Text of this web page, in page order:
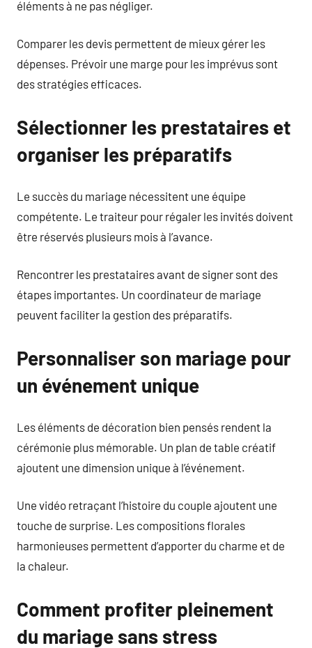
éléments à ne pas négliger.
Comparer les devis permettent de mieux gérer les
dépenses. Prévoir une marge pour les imprévus sont
des stratégies efficaces.
Sélectionner les prestataires et
organiser les préparatifs
Le succès du mariage nécessitent une équipe
compétente. Le traiteur pour régaler les invités doivent
être réservés plusieurs mois à l’avance.
Rencontrer les prestataires avant de signer sont des
étapes importantes. Un coordinateur de mariage
peuvent faciliter la gestion des préparatifs.
Personnaliser son mariage pour
un événement unique
Les éléments de décoration bien pensés rendent la
cérémonie plus mémorable. Un plan de table créatif
ajoutent une dimension unique à l’événement.
Une vidéo retraçant l’histoire du couple ajoutent une
touche de surprise. Les compositions florales
harmonieuses permettent d’apporter du charme et de
la chaleur.
Comment profiter pleinement
du mariage sans stress